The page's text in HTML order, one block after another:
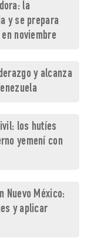
la
y se prepara
noviembre
y alcanza
los hutíes
yemení con
Nuevo México:
y aplicar